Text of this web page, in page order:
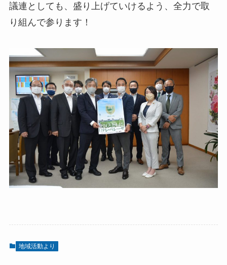
議連としても、盛り上げていけるよう、全力で取
り組んで参ります！
地域活動より